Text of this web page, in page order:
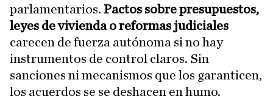
parlamentarios. Pactos sobre presupuestos,
leyes de vivienda o reformas judiciales
carecen de fuerza autónoma si no hay
instrumentos de control claros. Sin
sanciones ni mecanismos que los garanticen,
los acuerdos se se deshacen en humo.